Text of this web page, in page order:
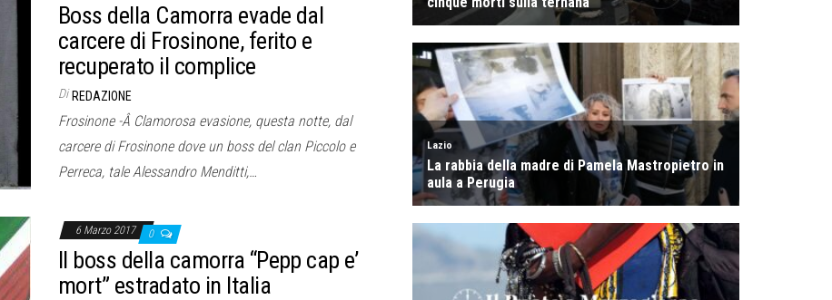
Boss della Camorra evade dal
carcere di Frosinone, ferito e
recuperato il complice
Di REDAZIONE
Frosinone -Â Clamorosa evasione, questa notte, dal
carcere di Frosinone dove un boss del clan Piccolo e
Perreca, tale Alessandro Menditti,…
6 Marzo 2017 0
Il boss della camorra “Pepp cap e’
mort” estradato in Italia